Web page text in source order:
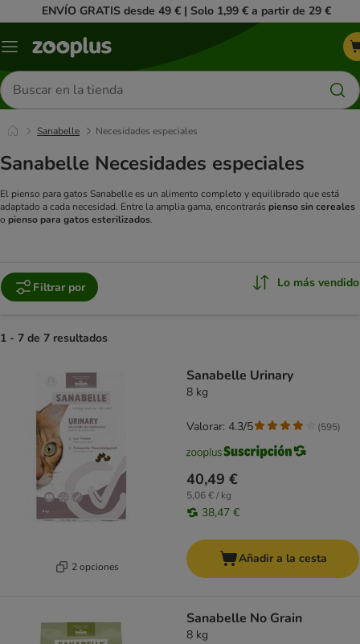
ENVÍO GRATIS desde 49 € | Solo 1,99 € a partir de 29 €
Menú
Buscar
productos
Sanabelle Necesidades especiales
Sanabelle Necesidades especiales
El pienso para gatos Sanabelle es un alimento completo y equilibrado que está
adaptado a cada necesidad. Entre la amplia gama, encontrarás pienso sin cereales
o pienso para gatos esterilizados.
Filtrar por Lo más vendido
1 - 7 de 7 resultados
2 opciones
Sanabelle Urinary
8 kg
40,49 €
5,06 € / kg
38,47 €
Valorar: 4.3/5 (595)
Añadir a la cesta
Sanabelle No Grain
8 kg